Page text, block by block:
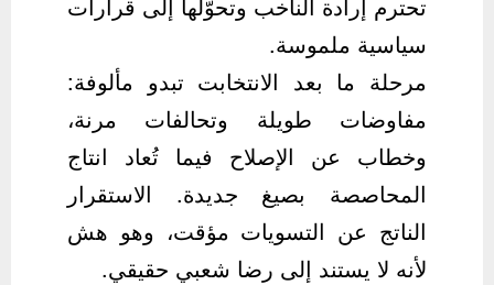
سياسية ملموسة.
مرحلة ما بعد الانتخابت تبدو مألوفة:
مفاوضات طويلة وتحالفات مرنة،
وخطاب عن الإصلاح فيما تُعاد انتاج
المحاصصة بصيغ جديدة. الاستقرار
الناتج عن التسويات مؤقت، وهو هش
لأنه لا يستند إلى رضا شعبي حقيقي.